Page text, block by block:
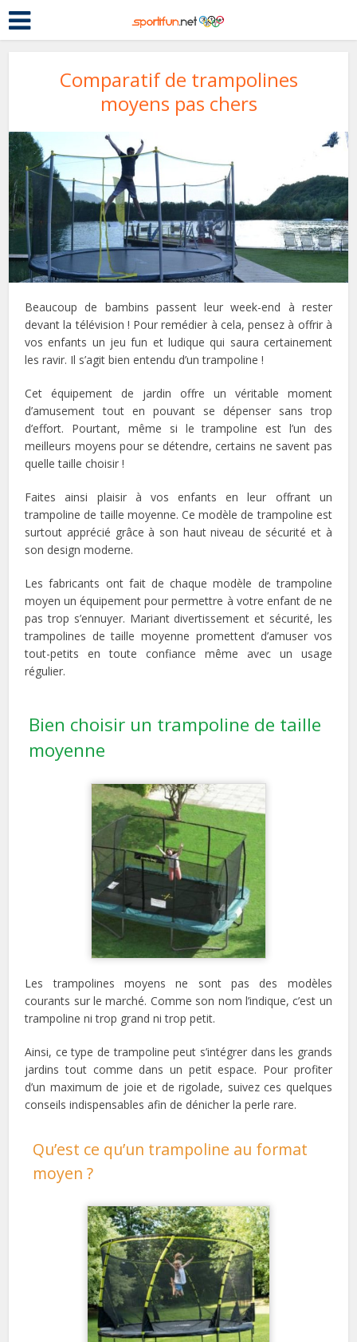
Comparatif de trampolines
moyens pas chers
Beaucoup de bambins passent leur week-end à rester
devant la télévision ! Pour remédier à cela, pensez à offrir à
vos enfants un jeu fun et ludique qui saura certainement
les ravir. Il s’agit bien entendu d’un trampoline !
Cet équipement de jardin offre un véritable moment
d’amusement tout en pouvant se dépenser sans trop
d’effort. Pourtant, même si le trampoline est l’un des
meilleurs moyens pour se détendre, certains ne savent pas
quelle taille choisir !
Faites ainsi plaisir à vos enfants en leur offrant un
trampoline de taille moyenne. Ce modèle de trampoline est
surtout apprécié grâce à son haut niveau de sécurité et à
son design moderne.
Les fabricants ont fait de chaque modèle de trampoline
moyen un équipement pour permettre à votre enfant de ne
pas trop s’ennuyer. Mariant divertissement et sécurité, les
trampolines de taille moyenne promettent d’amuser vos
tout-petits en toute confiance même avec un usage
régulier.
Bien choisir un trampoline de taille
moyenne
Les trampolines moyens ne sont pas des modèles
courants sur le marché. Comme son nom l’indique, c’est un
trampoline ni trop grand ni trop petit.
Ainsi, ce type de trampoline peut s’intégrer dans les grands
jardins tout comme dans un petit espace. Pour profiter
d’un maximum de joie et de rigolade, suivez ces quelques
conseils indispensables afin de dénicher la perle rare.
Qu’est ce qu’un trampoline au format
moyen ?